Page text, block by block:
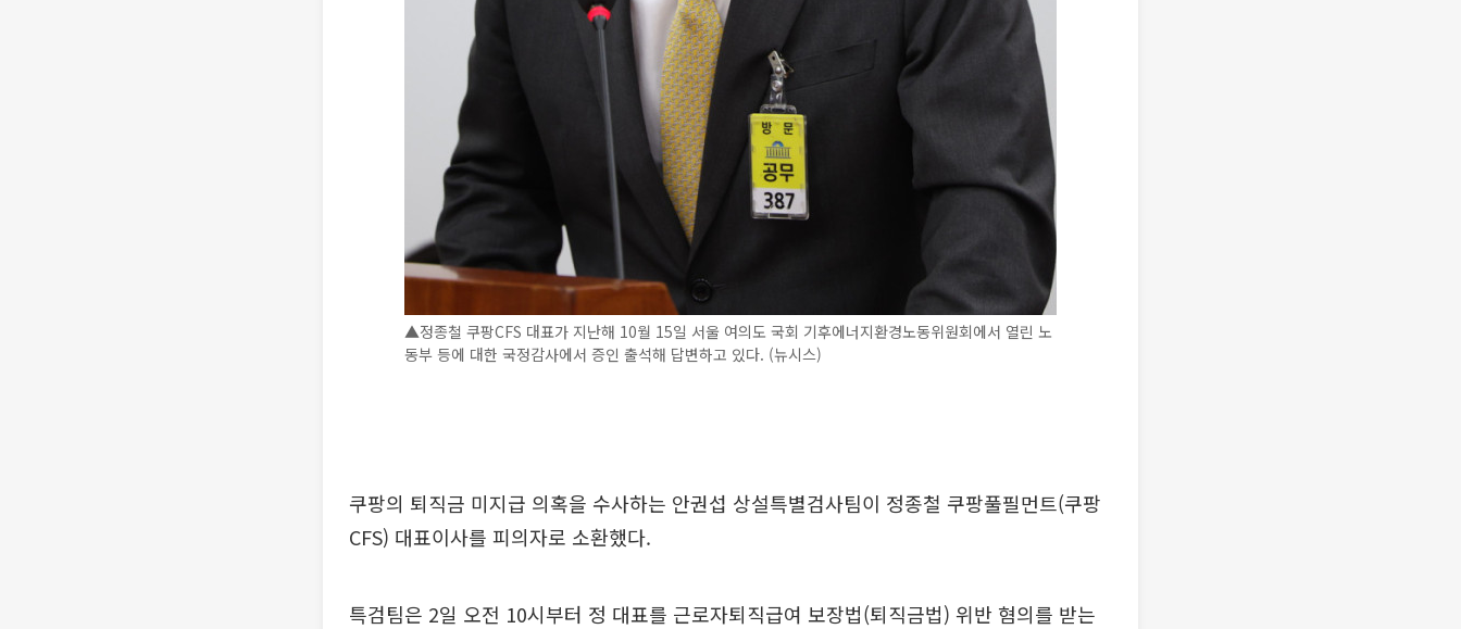
▲정종철 쿠팡CFS 대표가 지난해 10월 15일 서울 여의도 국회 기후에너지환경노동위원회에서 열린 노
동부 등에 대한 국정감사에서 증인 출석해 답변하고 있다. (뉴시스)
쿠팡의 퇴직금 미지급 의혹을 수사하는 안권섭 상설특별검사팀이 정종철 쿠팡풀필먼트(쿠팡
CFS) 대표이사를 피의자로 소환했다.
특검팀은 2일 오전 10시부터 정 대표를 근로자퇴직급여 보장법(퇴직금법) 위반 혐의를 받는